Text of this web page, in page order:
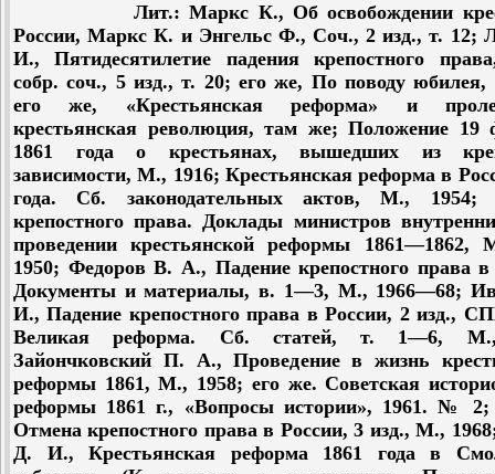
Лит.: Маркс К., Об освобождении
России, Маркс К. и Энгельс Ф., Соч., 2 изд., т. 12;
И., Пятидесятилетие падения крепостного
собр. соч., 5 изд., т. 20; его же, По поводу
его же, «Крестьянская реформа» и
крестьянская революция, там же; Положение 19
1861 года о крестьянах, вышедших из
зависимости, М., 1916; Крестьянская реформа в
года. Сб. законодательных актов, М., 1954;
крепостного права. Доклады министров
проведении крестьянской реформы
1950; Федоров В. А., Падение крепостного права в
Документы и материалы, в. 1—3, М., 1966—68;
И., Падение крепостного права в России, 2 изд.,
Великая реформа. Сб. статей, т. 1—6,
Зайончковский П. А., Проведение в жизнь
реформы 1861, М., 1958; его же. Советская
реформы 1861 г., «Вопросы истории», 1961. № 2;
Отмена крепостного права в России, 3 изд., М.,
Д. И., Крестьянская реформа 1861 года в